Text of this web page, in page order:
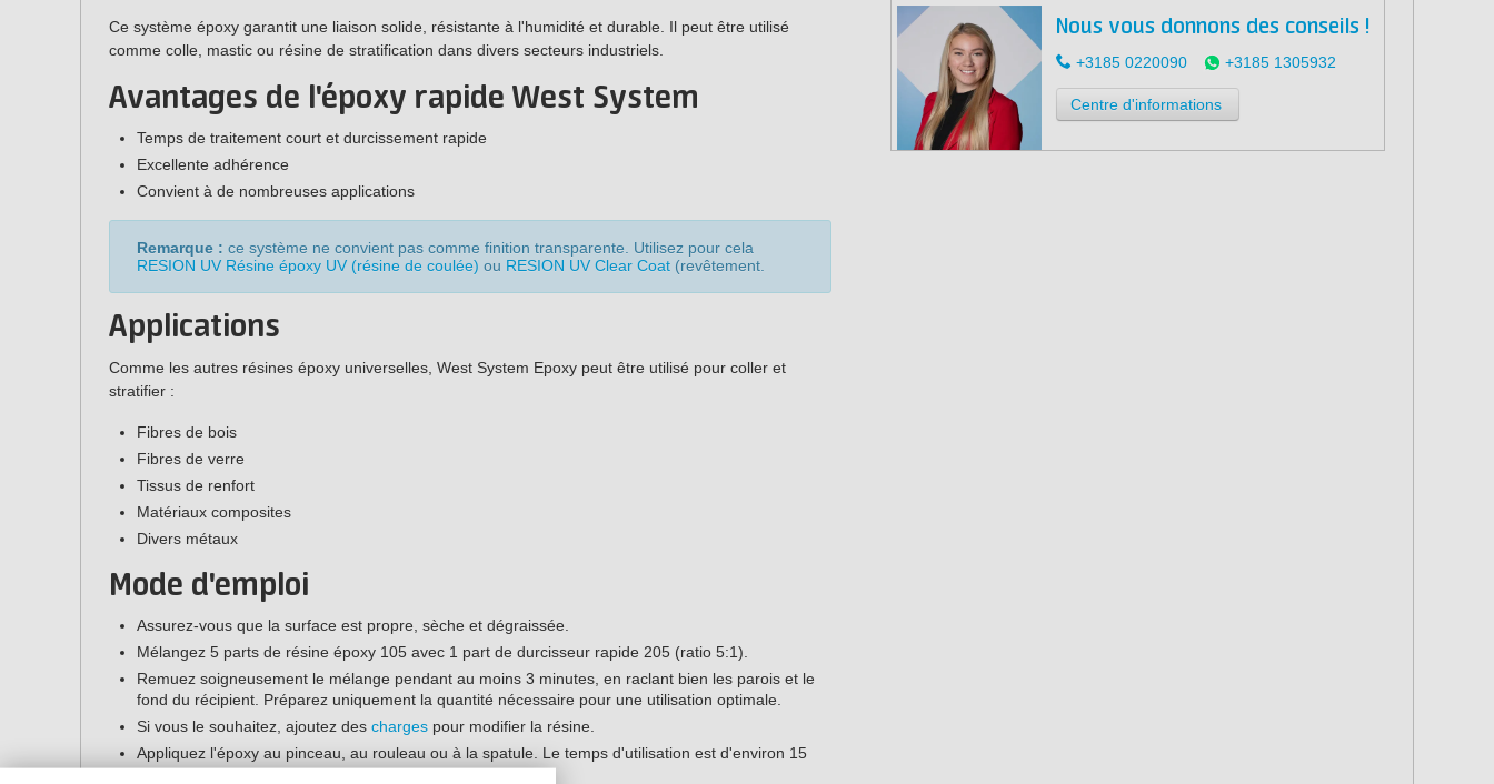
Ce système époxy garantit une liaison solide, résistante à l'humidité et durable. Il peut être utilisé
comme colle, mastic ou résine de stratification dans divers secteurs industriels.
Avantages de l'époxy rapide West System
Temps de traitement court et durcissement rapide
Excellente adhérence
Convient à de nombreuses applications
Remarque : ce système ne convient pas comme finition transparente. Utilisez pour cela
RESION UV Résine époxy UV (résine de coulée) ou RESION UV Clear Coat (revêtement.
Applications
Comme les autres résines époxy universelles, West System Epoxy peut être utilisé pour coller et
stratifier :
Fibres de bois
Fibres de verre
Tissus de renfort
Matériaux composites
Divers métaux
Mode d'emploi
Assurez-vous que la surface est propre, sèche et dégraissée.
Mélangez 5 parts de résine époxy 105 avec 1 part de durcisseur rapide 205 (ratio 5:1).
Remuez soigneusement le mélange pendant au moins 3 minutes, en raclant bien les parois et le
fond du récipient. Préparez uniquement la quantité nécessaire pour une utilisation optimale.
Si vous le souhaitez, ajoutez des charges pour modifier la résine.
Appliquez l'époxy au pinceau, au rouleau ou à la spatule. Le temps d'utilisation est d'environ 15
minutes à 25 °C.
Nous vous donnons des conseils !
+3185 0220090 +3185 1305932
Centre d'informations